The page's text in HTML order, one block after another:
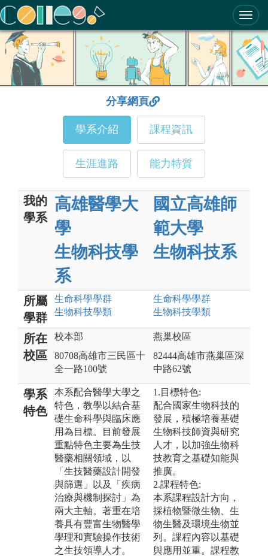
ColleGo! 大學選才與高中育才輔助系統
分享網頁
學系介紹 課程資訊
生涯進路 能力特質
我的
學系
高雄醫學大
學
生物科技學
系
國立高雄師
範大學
生物科技系
所屬
學群
生命科學學群
生物科技學類
生命科學學群
生物科技學類
所在
校區
校本部
80708高雄市三民區十
全一路100號
燕巢校區
82444高雄市燕巢區深
中路62號
學系
特色
本系配合醫學大學之
特色，教學以結合基
礎生命科學與臨床應
用為目標。目前發展
重點特色主要為生技
醫藥相關領域，以
「生技醫藥設計開發
與篩選」以及「疾病
治療與機制探討」為
兩大主軸。著重在培
養具有豐富生物醫學
學理和實驗操作技術
之生技領導人才。
1.目標特色:
配合國家生物科技的
發展，積極培養基礎
生物科技師資與研究
人才，以加強生物科
技教育之基礎知能與
推廣。
2.課程特色:
本系課程設計方向，
採植物暨微生物、生
物生醫及環境生物並
列。課程內容以基礎
與應用並重。課程教